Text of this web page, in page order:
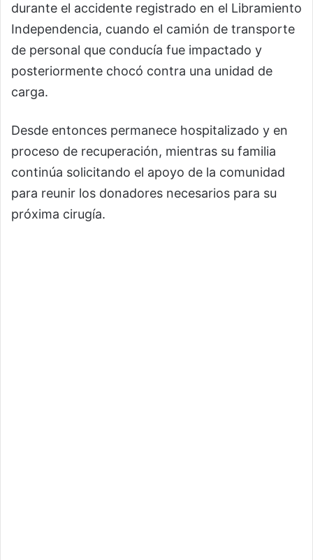
durante el accidente registrado en el Libramiento
Independencia, cuando el camión de transporte
de personal que conducía fue impactado y
posteriormente chocó contra una unidad de
carga.
Desde entonces permanece hospitalizado y en
proceso de recuperación, mientras su familia
continúa solicitando el apoyo de la comunidad
para reunir los donadores necesarios para su
próxima cirugía.